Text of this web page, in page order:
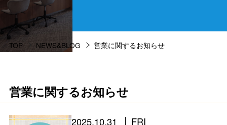
活動サポート
講師紹介
お知らせ＆ブログ
TOP NEWS&BLOG 営業に関するお知らせ
営業に関するお知らせ
2025.10.31 FRI